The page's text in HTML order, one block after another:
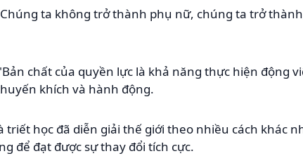
ta không trở thành phụ nữ, chúng ta trở
chất của quyền lực là khả năng thực hiện động
khích và hành động.
triết học đã diễn giải thế giới theo nhiều cách khác
để đạt được sự thay đổi tích cực.